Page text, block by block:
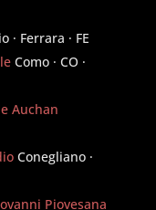
· Ferrara · FE
Como · CO ·
Auchan
Conegliano ·
Piovesana